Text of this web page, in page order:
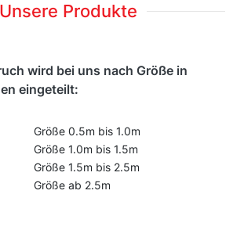
Unsere Produkte
wird bei uns nach Größe in
eingeteilt:
Größe 0.5m bis 1.0m
Größe 1.0m bis 1.5m
Größe 1.5m bis 2.5m
Größe ab 2.5m